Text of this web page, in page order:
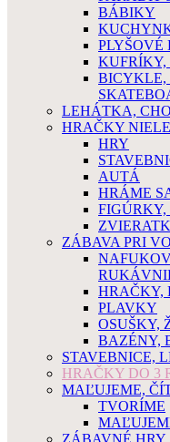
BÁBIKY
PLYŠOVÉ
BICYKLE,
LEHÁTKA,
HRAČKY
HRY
AUTÁ
HRÁME
ZÁBAVA PRI
HRAČKY,
PLAVKY
OSUŠKY,
BAZÉNY,
STAVEBNICE,
HRAČKY DO 3
MAĽUJEME,
TVORÍME